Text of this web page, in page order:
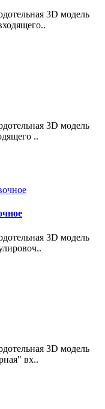
3D модель
3D модель
..
3D модель
3D модель
вх..